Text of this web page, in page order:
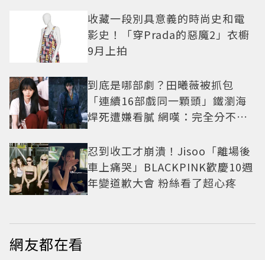
收藏一段別具意義的時尚史和電
影史！「穿Prada的惡魔2」衣櫥
9月上拍
到底是哪部劇？田曦薇被抓包
「連續16部戲同一顆頭」鐵瀏海
焊死遭嫌看膩 網嘆：完全分不出
忍到收工才崩潰！Jisoo「離場後
車上痛哭」BLACKPINK歡慶10週
年變道歉大會 粉絲看了超心疼
網友都在看